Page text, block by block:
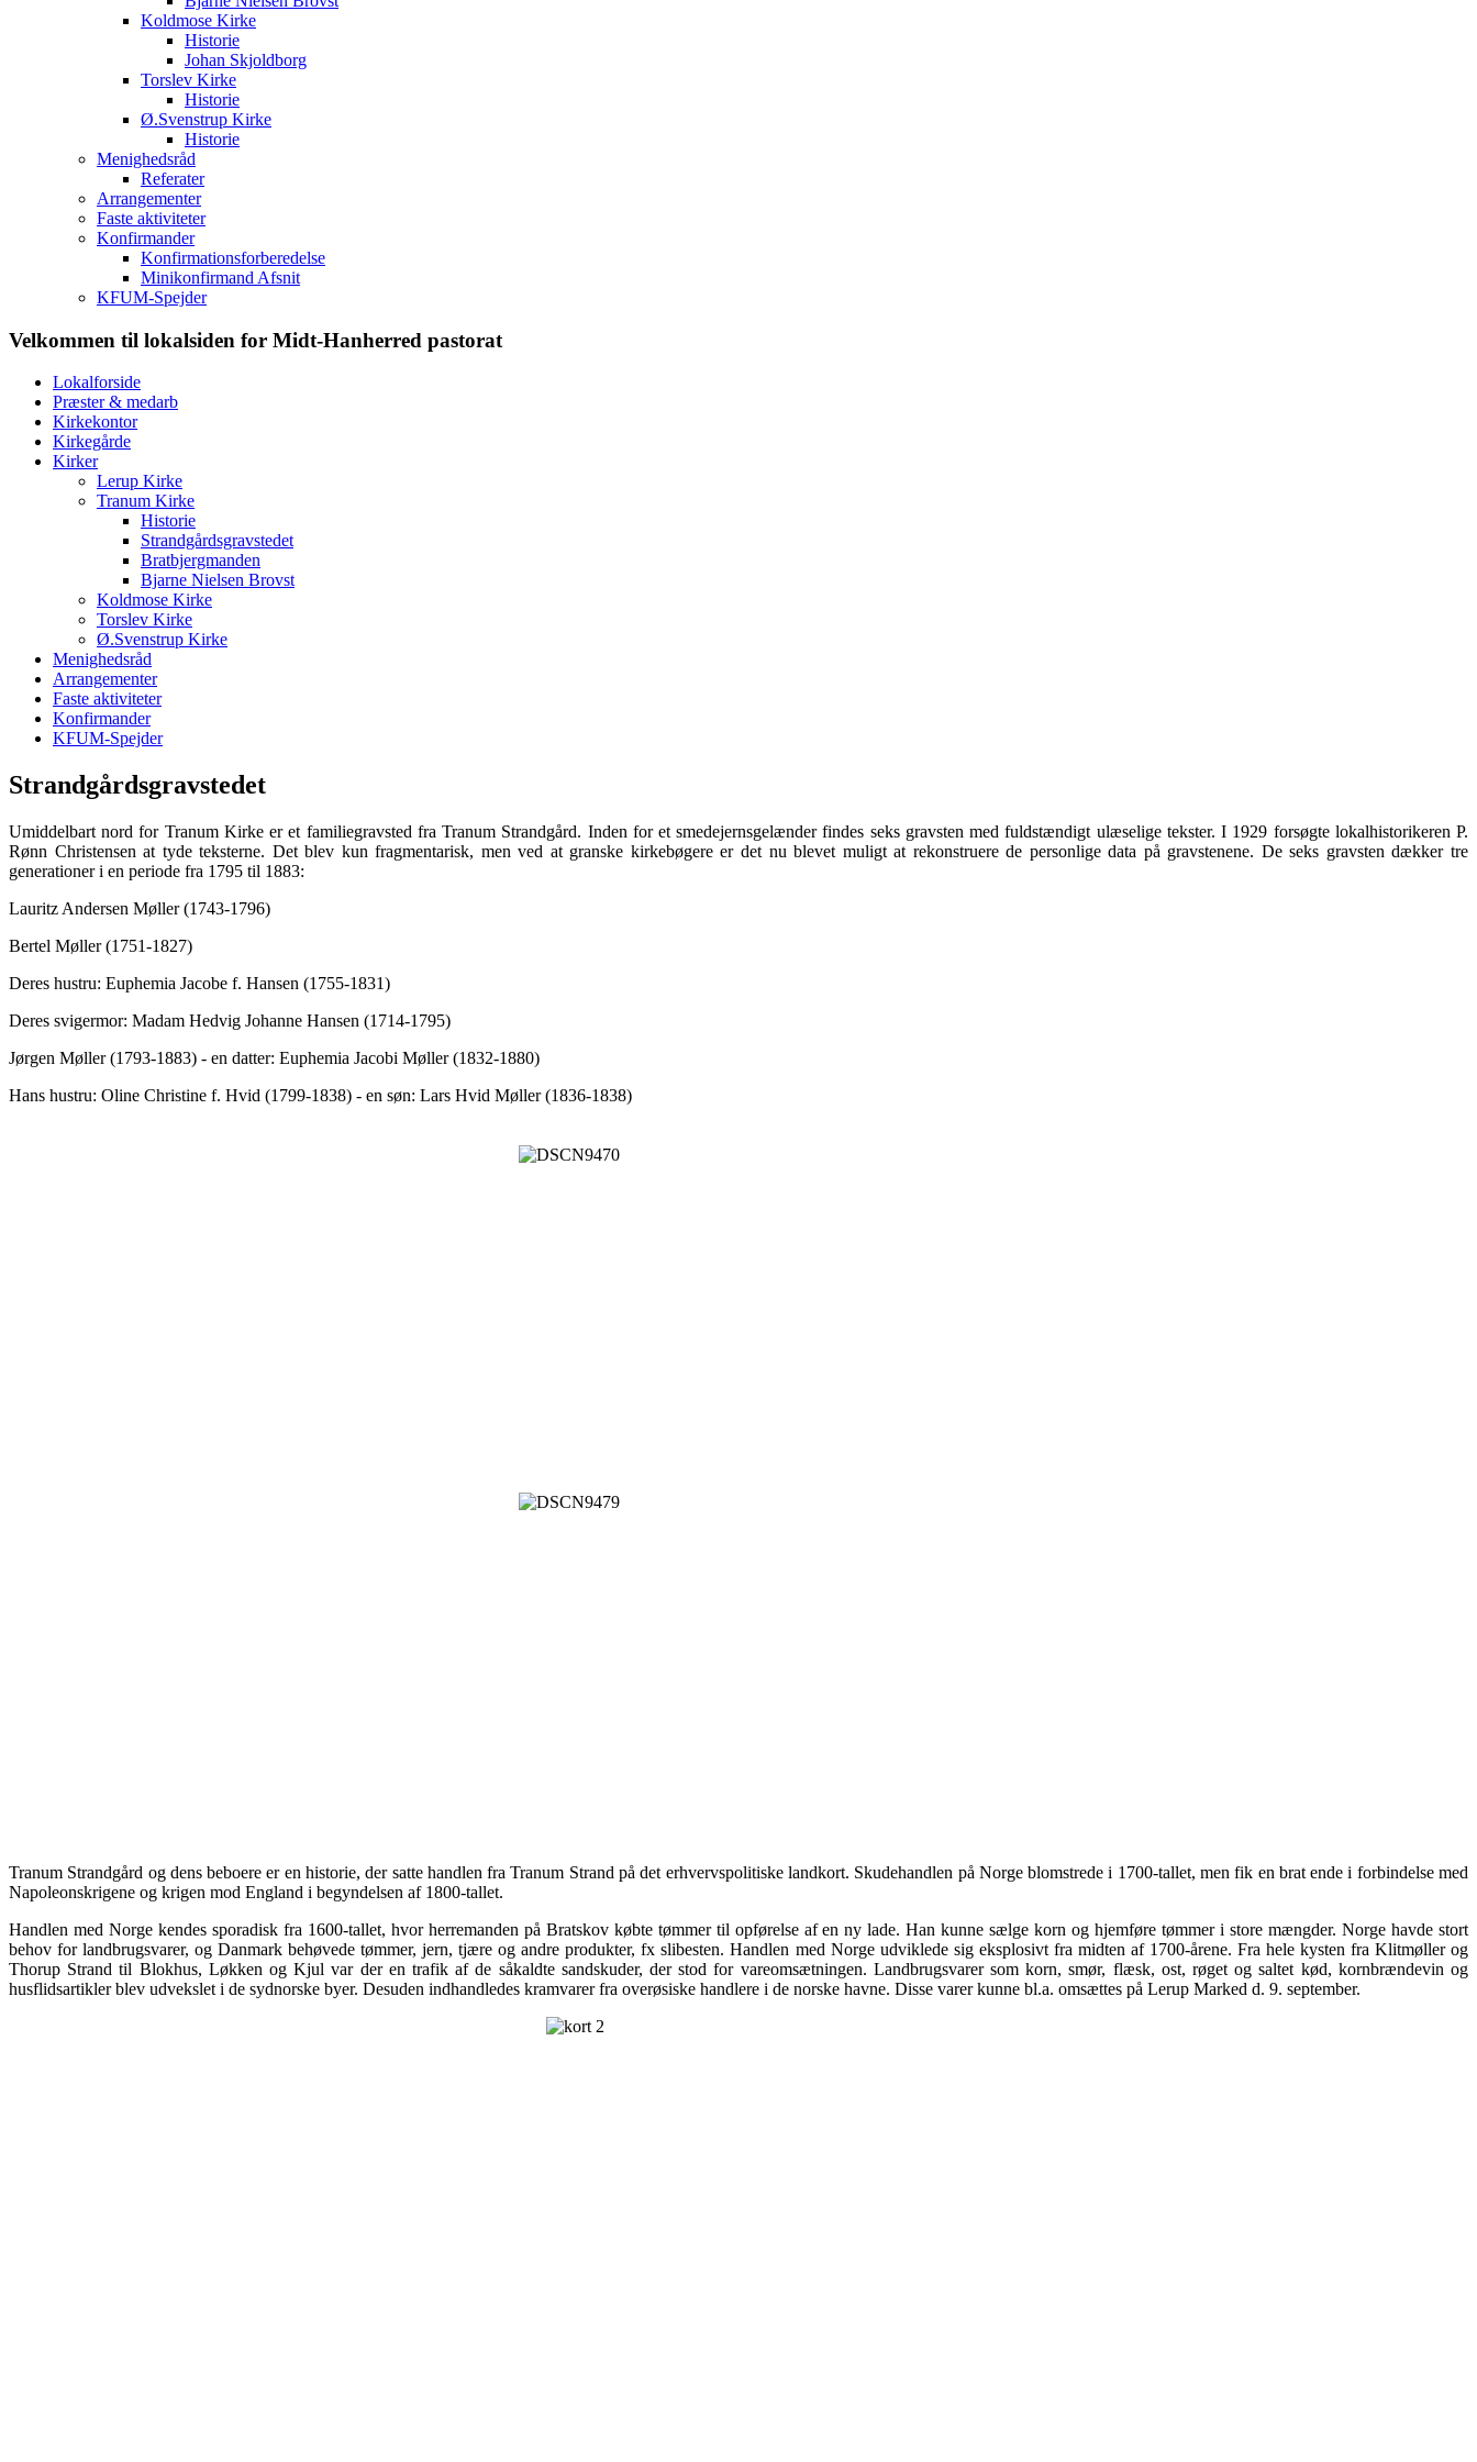
Koldmose Kirke
Historie
Johan Skjoldborg
Torslev Kirke
Historie
Ø.Svenstrup Kirke
Historie
Menighedsråd
Referater
Arrangementer
Faste aktiviteter
Konfirmander
Konfirmationsforberedelse
Minikonfirmand Afsnit
KFUM-Spejder
Velkommen til lokalsiden for Midt-Hanherred pastorat
Lokalforside
Præster & medarb
Kirkekontor
Kirkegårde
Kirker
Lerup Kirke
Tranum Kirke
Historie
Strandgårdsgravstedet
Bratbjergmanden
Bjarne Nielsen Brovst
Koldmose Kirke
Torslev Kirke
Ø.Svenstrup Kirke
Menighedsråd
Arrangementer
Faste aktiviteter
Konfirmander
KFUM-Spejder
Strandgårdsgravstedet
Umiddelbart nord for Tranum Kirke er et familiegravsted fra Tranum Strandgård. Inden for et smedejernsgelænder findes seks gravsten med fuldstændigt ulæselige tekster. I 1929 forsøgte lokalhistorikeren P.
Rønn Christensen at tyde teksterne. Det blev kun fragmentarisk, men ved at granske kirkebøgere er det nu blevet muligt at rekonstruere de personlige data på gravstenene. De seks gravsten dækker tre
generationer i en periode fra 1795 til 1883:
Lauritz Andersen Møller (1743-1796)
Bertel Møller (1751-1827)
Deres hustru: Euphemia Jacobe f. Hansen (1755-1831)
Deres svigermor: Madam Hedvig Johanne Hansen (1714-1795)
Jørgen Møller (1793-1883) - en datter: Euphemia Jacobi Møller (1832-1880)
Hans hustru: Oline Christine f. Hvid (1799-1838) - en søn: Lars Hvid Møller (1836-1838)
Tranum Strandgård og dens beboere er en historie, der satte handlen fra Tranum Strand på det erhvervspolitiske landkort. Skudehandlen på Norge blomstrede i 1700-tallet, men fik en brat ende i forbindelse med
Napoleonskrigene og krigen mod England i begyndelsen af 1800-tallet.
Handlen med Norge kendes sporadisk fra 1600-tallet, hvor herremanden på Bratskov købte tømmer til opførelse af en ny lade. Han kunne sælge korn og hjemføre tømmer i store mængder. Norge havde stort
behov for landbrugsvarer, og Danmark behøvede tømmer, jern, tjære og andre produkter, fx slibesten. Handlen med Norge udviklede sig eksplosivt fra midten af 1700-årene. Fra hele kysten fra Klitmøller og
Thorup Strand til Blokhus, Løkken og Kjul var der en trafik af de såkaldte sandskuder, der stod for vareomsætningen. Landbrugsvarer som korn, smør, flæsk, ost, røget og saltet kød, kornbrændevin og
husflidsartikler blev udvekslet i de sydnorske byer. Desuden indhandledes kramvarer fra overøsiske handlere i de norske havne. Disse varer kunne bl.a. omsættes på Lerup Marked d. 9. september.